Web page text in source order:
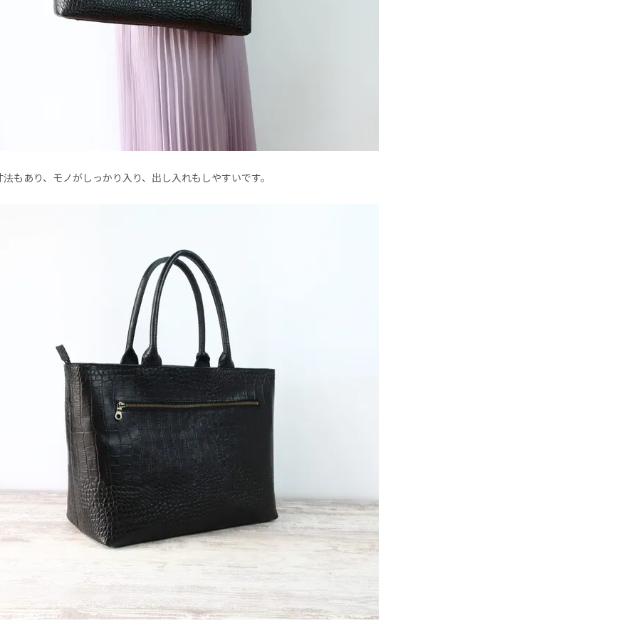
もあり、モノがしっかり入り、出し入れもしやすいです。